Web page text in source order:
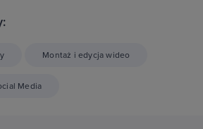
Montaż i edycja wideo
Media